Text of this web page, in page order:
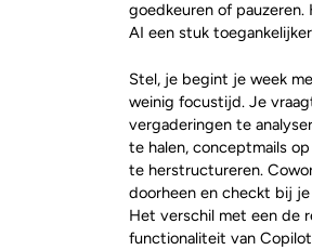
goedkeuren of
AI een stuk
Stel, je begint je week
weinig focustijd. Je
vergaderingen te
te halen, conceptmails
te herstructureren.
doorheen en checkt bij
Het verschil met een de
functionaliteit van